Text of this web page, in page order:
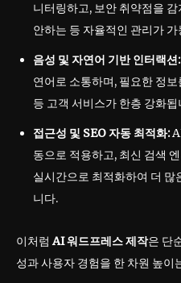
니터링하고, 보안 취약점을
안하는 등 자율적인 관리가
음성 및 자연어 기반 인터랙션:
연어로 소통하며, 필요한 정
등 고객 서비스가 한층 강화됩
접근성 및 SEO 자동 최적화:
동으로 적용하고, 최신 검색
실시간으로 최적화하여 더 많
니다.
이처럼 AI 워드프레스 제작은 단
성과 사용자 경험을 한 차원 높이